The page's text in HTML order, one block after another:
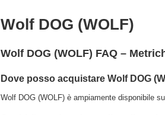
Wolf DOG (WOLF)
Wolf DOG (WOLF) FAQ –
Dove posso acquistare Wolf DOG
Wolf DOG (WOLF) è ampiamente disponibile